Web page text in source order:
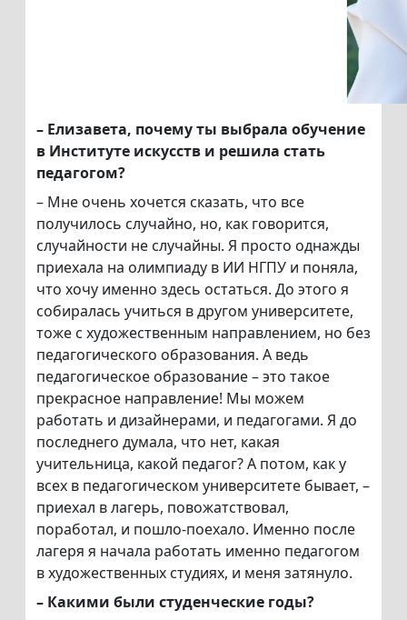
– Елизавета, почему ты выбрала обучение
в Институте искусств и решила стать
педагогом?
– Мне очень хочется сказать, что все
получилось случайно, но, как говорится,
случайности не случайны. Я просто однажды
приехала на олимпиаду в ИИ НГПУ и поняла,
что хочу именно здесь остаться. До этого я
собиралась учиться в другом университете,
тоже с художественным направлением, но без
педагогического образования. А ведь
педагогическое образование – это такое
прекрасное направление! Мы можем
работать и дизайнерами, и педагогами. Я до
последнего думала, что нет, какая
учительница, какой педагог? А потом, как у
всех в педагогическом университете бывает, –
приехал в лагерь, повожатствовал,
поработал, и пошло-поехало. Именно после
лагеря я начала работать именно педагогом
в художественных студиях, и меня затянуло.
– Какими были студенческие годы?